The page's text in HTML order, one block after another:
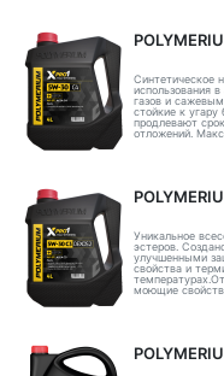
Синтетическое
использования
газов и
стойкие к
продлевают
отложений.
Уникальное
эстеров.
улучшенными
свойства и
моющие